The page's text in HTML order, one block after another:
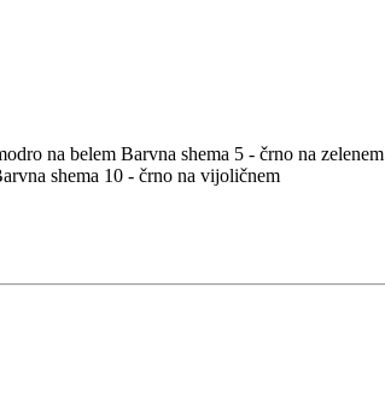
na belem Barvna shema 5 - črno na zelenem
shema 10 - črno na vijoličnem